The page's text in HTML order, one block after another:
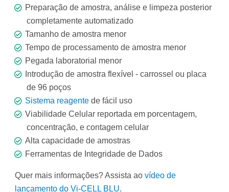
Preparação de amostra, análise e limpeza posterior
completamente automatizado
Tamanho de amostra menor
Tempo de processamento de amostra menor
Pegada laboratorial menor
Introdução de amostra flexível - carrossel ou placa
de 96 poços
Sistema reagente de fácil uso
Viabilidade Celular reportada em porcentagem,
concentração, e contagem celular
Alta capacidade de amostras
Ferramentas de Integridade de Dados
Quer mais informações? Assista ao vídeo de
lançamento do Vi-CELL BLU.